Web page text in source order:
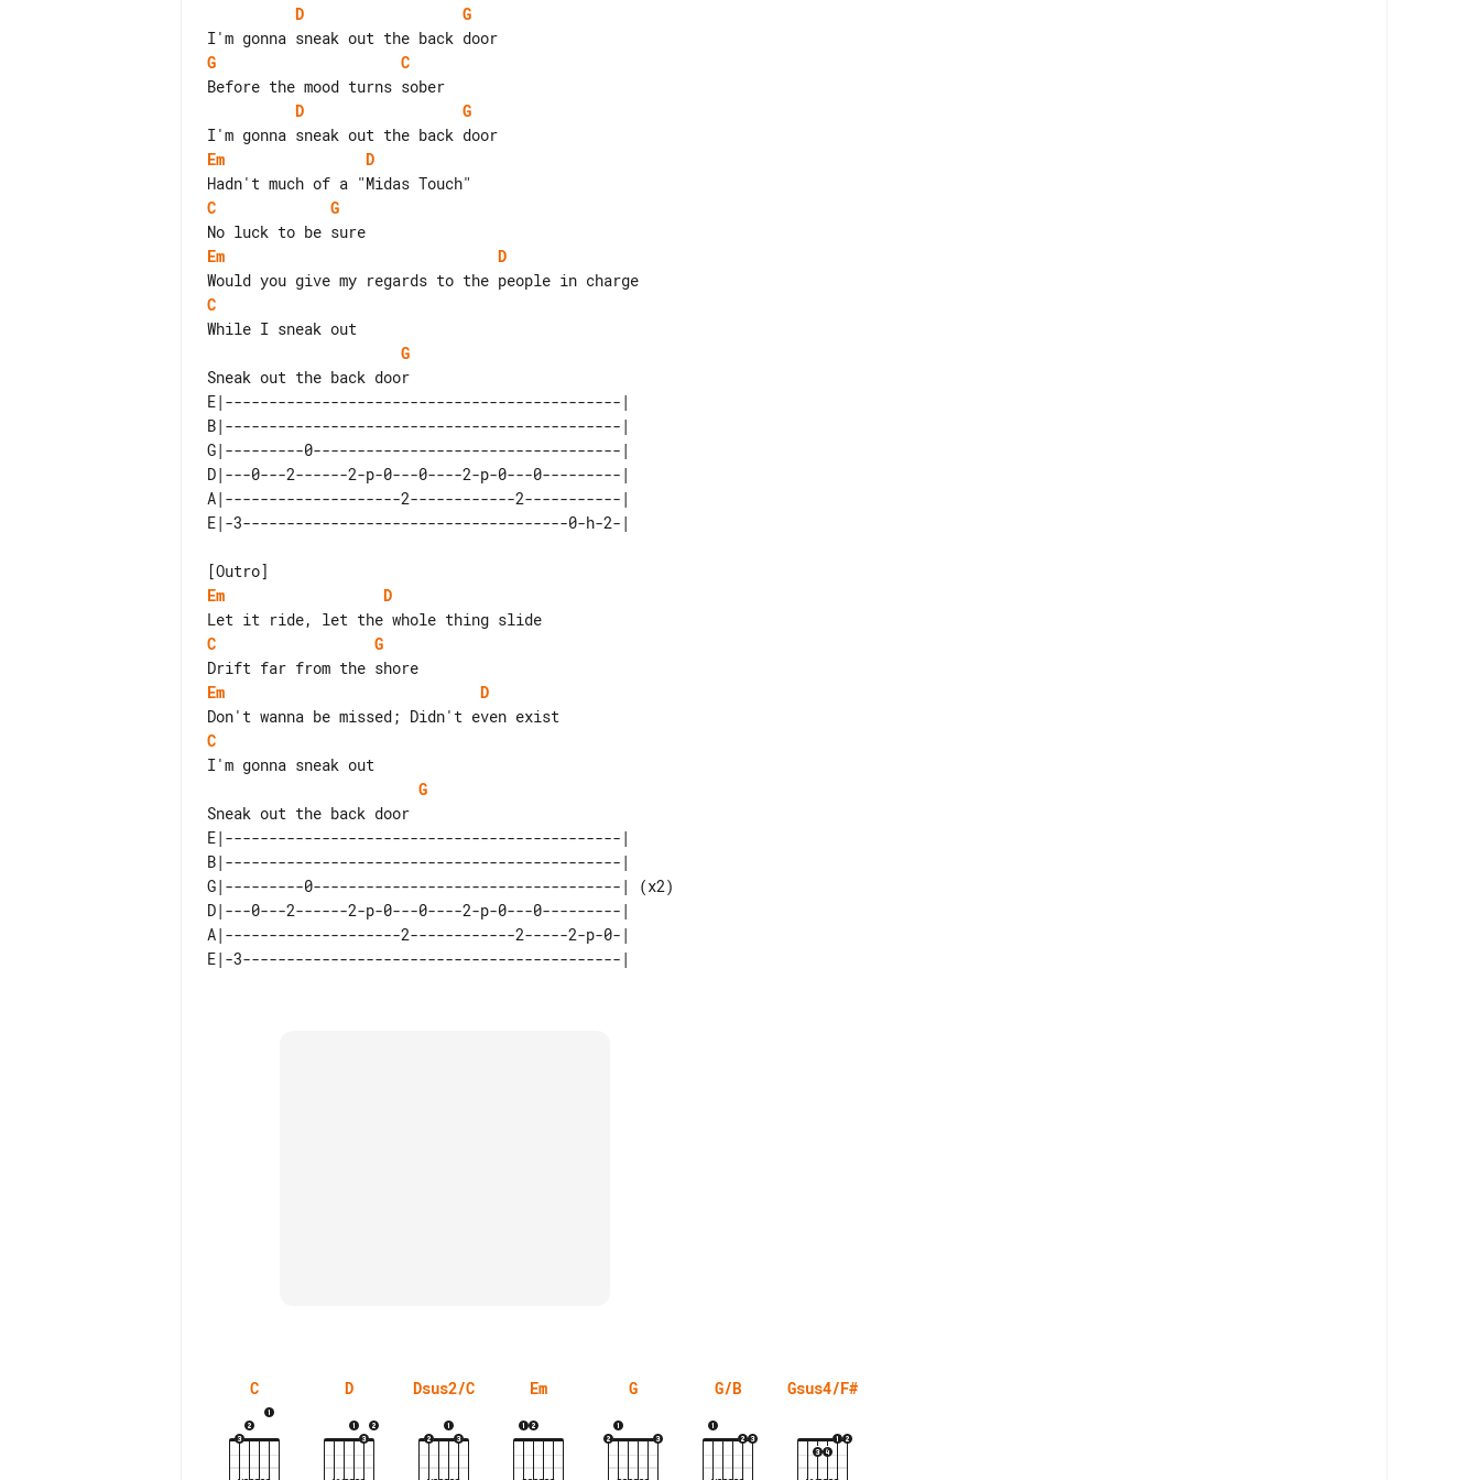
D
G
G
C
D
G
Em
D
C
G
Em
D
C
G
E|---------------------------------------------|
B|---------------------------------------------|
G|---------0-----------------------------------|
D|---0---2------2-p-0---0----2-p-0---0---------|
A|--------------------2------------2-----------|
Em
D
C
G
Em
D
C
G
E|---------------------------------------------|
B|---------------------------------------------|
G|---------0-----------------------------------| (x2)
D|---0---2------2-p-0---0----2-p-0---0---------|
A|--------------------2------------2-----2-p-0-|
C D Dsus2/C Em G G/B Gsus4/F#